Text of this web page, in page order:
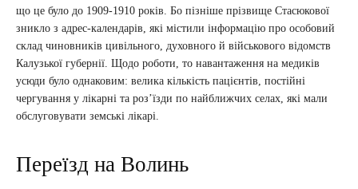
що це було до 1909-1910 років. Бо пізніше прізвище Стасюкової
зникло з адрес-календарів, які містили інформацію про особовий
склад чиновників цивільного, духовного й військового відомств
Калузької губернії. Щодо роботи, то навантаження на медиків
усюди було однаковим: велика кількість пацієнтів, постійні
чергування у лікарні та роз’їзди по найближчих селах, які мали
обслуговувати земські лікарі.
Переїзд на Волинь